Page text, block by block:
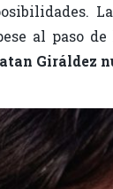
al paso
Giráldez